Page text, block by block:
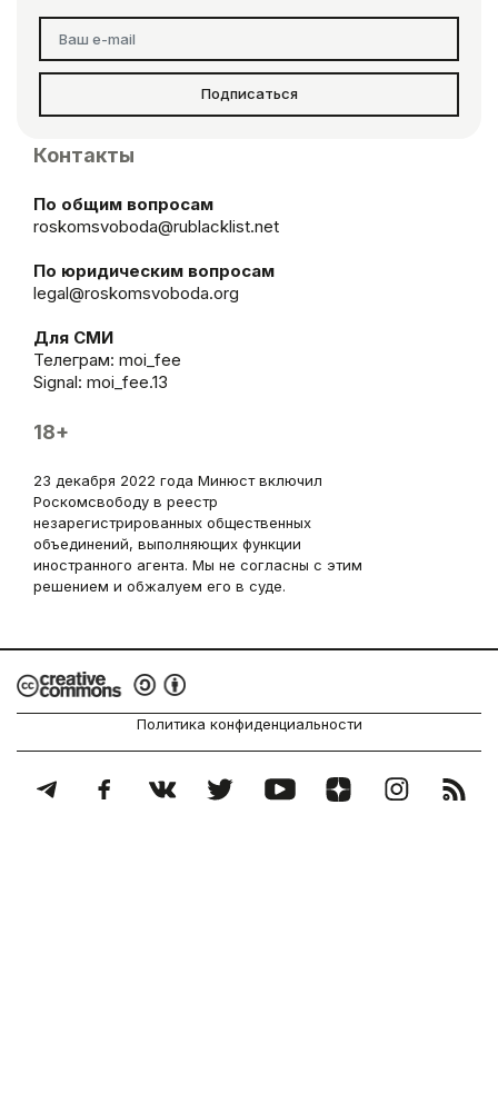
Подписаться
Контакты
По общим вопросам
roskomsvoboda@rublacklist.net
По юридическим вопросам
legal@roskomsvoboda.org
Для СМИ
Телеграм: moi_fee
Signal: moi_fee.13
18+
23 декабря 2022 года Минюст включил
Роскомсвободу в реестр
незарегистрированных общественных
объединений, выполняющих функции
иностранного агента. Мы не согласны с этим
решением и обжалуем его в суде.
Политика конфиденциальности